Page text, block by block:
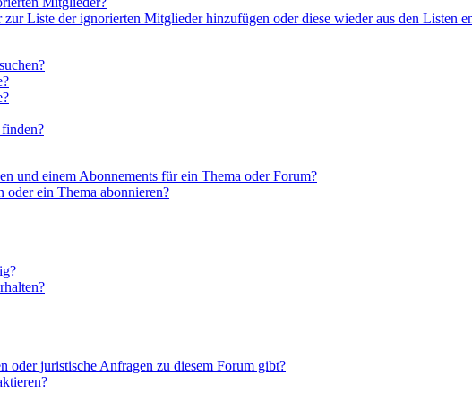
Liste der ignorierten Mitglieder hinzufügen oder diese wieder aus den Listen
und einem Abonnements für ein Thema oder Forum?
oder ein Thema abonnieren?
oder juristische Anfragen zu diesem Forum gibt?